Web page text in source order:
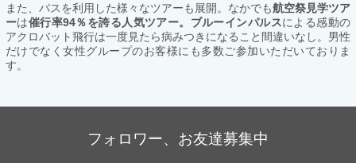
また、バスを利用した様々なツアーも展開。なかでも航空祭見学ツア
ーは催行率94％を誇る人気ツアー。ブルーインパルスによる感動の
アクロバット飛行は一度見たら病みつきになること間違いなし。男性
だけでなく女性グループのお客様にも多数ご参加いただいておりま
す。
フォロワー、お友達募集中